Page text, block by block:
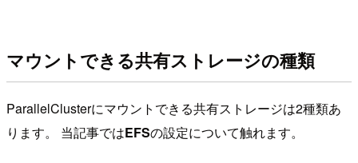
マウントできる共有ストレージの種類
ParallelClusterにマウントできる共有ストレージは2種類あ
ります。 当記事ではEFSの設定について触れます。